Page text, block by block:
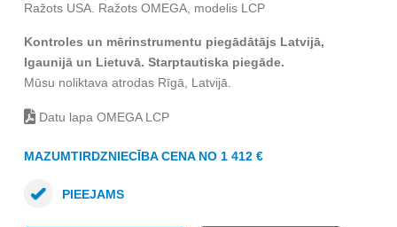
Ražots USA. Ražots OMEGA, modelis LCP
Kontroles un mērinstrumentu piegādātājs Latvijā,
Igaunijā un Lietuvā. Starptautiska piegāde.
Mūsu noliktava atrodas Rīgā, Latvijā.
Datu lapa OMEGA LCP
MAZUMTIRDZNIECĪBA CENA NO 1 412 €
PIEEJAMS